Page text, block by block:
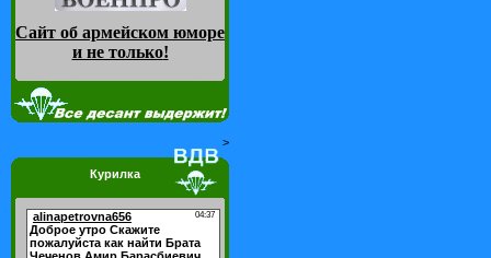
Сайт об армейском юморе
и не только!
>
Курилка